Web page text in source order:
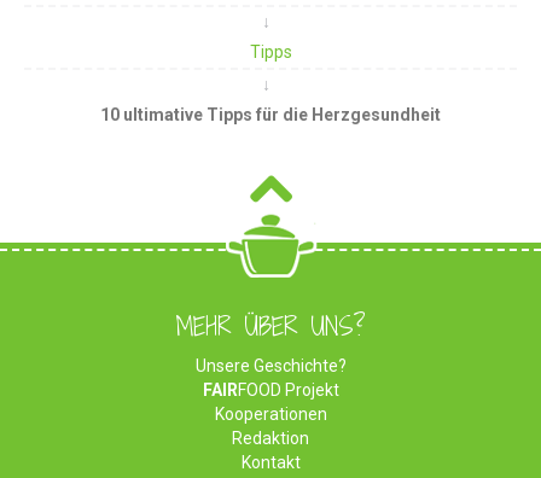
Tipps
10 ultimative Tipps für die Herzgesundheit
MEHR ÜBER UNS?
Unsere Geschichte?
FAIRFOOD Projekt
Kooperationen
Redaktion
Kontakt